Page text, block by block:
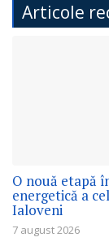
Articole
O nouă etapă
energetică a
Ialoveni
7 august 2026